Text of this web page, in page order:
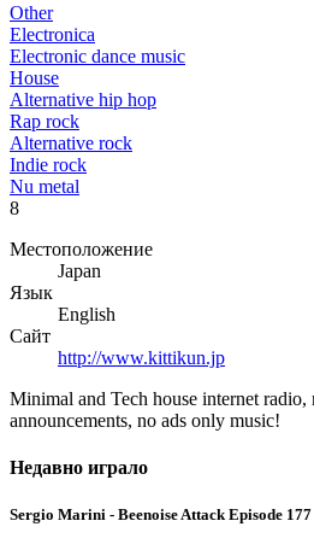
Other
Electronica
Electronic dance music
House
Alternative hip hop
Rap rock
Alternative rock
Indie rock
Nu metal
8
Местоположение
Japan
Язык
English
Сайт
http://www.kittikun.jp
Minimal and Tech house internet radio,
announcements, no ads only music!
Недавно играло
Sergio Marini - Beenoise Attack Episode 177